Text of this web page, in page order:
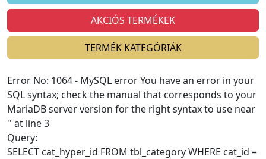
AKCIÓS TERMÉKEK
TERMÉK KATEGÓRIÁK
Error No: 1064 - MySQL error You have an error in your
SQL syntax; check the manual that corresponds to your
MariaDB server version for the right syntax to use near
'' at line 3
Query:
SELECT cat_hyper_id FROM tbl_category WHERE cat_id =